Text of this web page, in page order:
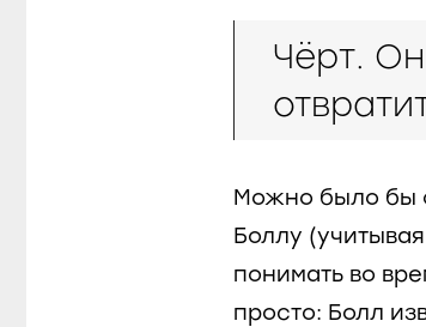
Чёрт.
Можно было бы
Боллу
понимать во
просто: Болл